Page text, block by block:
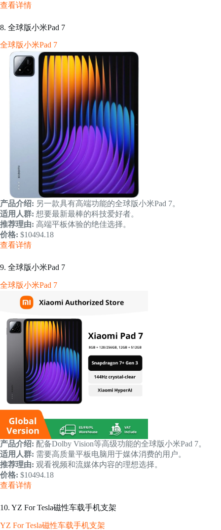
查看详情
8. 全球版小米Pad 7
全球版小米Pad 7
产品介绍: 另一款具有高端功能的全球版小米Pad 7。
适用人群: 想要最新最棒的科技爱好者。
推荐理由: 高端平板体验的绝佳选择。
价格: $10494.18
查看详情
9. 全球版小米Pad 7
全球版小米Pad 7
产品介绍: 配备Dolby Vision等高级功能的全球版小米Pad 7。
适用人群: 需要高质量平板电脑用于媒体消费的用户。
推荐理由: 观看视频和流媒体内容的理想选择。
价格: $10494.18
查看详情
10. YZ For Tesla磁性车载手机支架
YZ For Tesla磁性车载手机支架